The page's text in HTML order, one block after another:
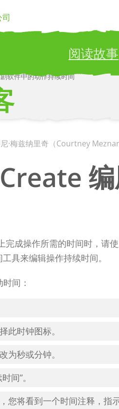
阅读故事
Publish your stories to a
软件中的动作持续时间
·梅兹纳里奇（Courtney
完成操作所需的时间时，请
具来编辑操作持续时间。
间：
此时钟图标。
为秒或分钟。
间”。
您将看到一个时间注释，指